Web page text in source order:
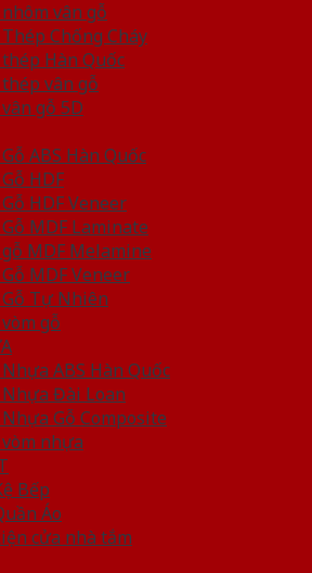
vân gỗ
Chống Cháy
Hàn Quốc
vân gỗ
gỗ 5D
ABS Hàn Quốc
HDF
HDF Veneer
MDF Laminate
MDF Melamine
MDF Veneer
Tự Nhiên
gỗ
ABS Hàn Quốc
Đài Loan
Gỗ Composite
nhựa
Bếp
Áo
cửa nhà tắm